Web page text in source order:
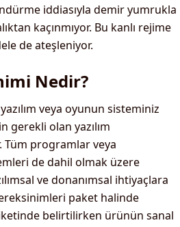
iddiasıyla demir yumrukla
kaçınmıyor. Bu kanlı rejime
de ateşleniyor.
Nedir?
veya oyunun sisteminiz
gerekli olan yazılım
Tüm programlar veya
de dahil olmak üzere
ve donanımsal ihtiyaçlara
paket halinde
belirtilirken ürünün sanal